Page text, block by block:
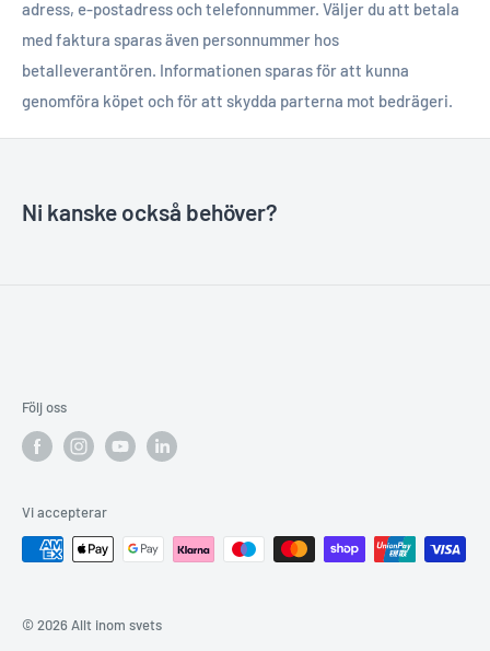
adress, e-postadress och telefonnummer. Väljer du att betala
med faktura sparas även personnummer hos
betalleverantören. Informationen sparas för att kunna
genomföra köpet och för att skydda parterna mot bedrägeri.
Ni kanske också behöver?
Följ oss
Vi accepterar
© 2026 Allt inom svets